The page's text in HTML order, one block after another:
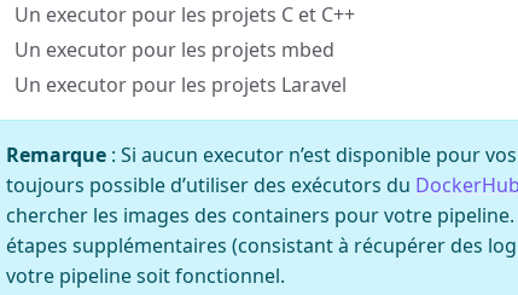
Un executor pour les projets C et C++
Un executor pour les projets mbed
Un executor pour les projets Laravel
Remarque : Si aucun executor n’est disponible pour
toujours possible d’utiliser des exécutors du DockerHub
chercher les images des containers pour votre
étapes supplémentaires (consistant à récupérer des
votre pipeline soit fonctionnel.